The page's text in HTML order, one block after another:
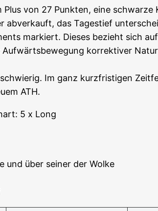
von 27 Punk­ten, eine
abver­kauft, das Tages­tief
mar­kiert. Die­ses bezieht sich
kor­rek­ti­ver
Im ganz kurz­fris­ti­gen
ATH.
5 x Long
und über sei­ner der Wolke